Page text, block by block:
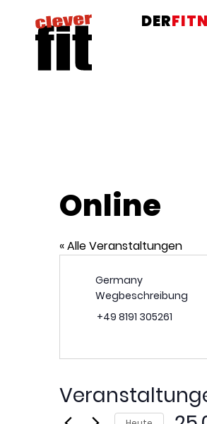
DER
Online
« Alle Veranstaltungen
Adresse
Germany
Wegbeschreibung
Telefon+49 8191 305261